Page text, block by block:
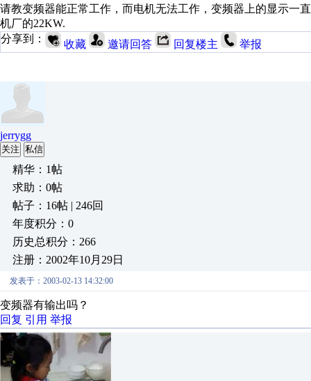
请教变频器能正常工作，而电机无法工作，变频器上的显示一
机厂的22KW.
分享到：
收藏 邀请回答 回复楼主 举报
jerrygg
关注 私信
精华：1帖
求助：0帖
帖子：16帖 | 246回
年度积分：0
历史总积分：266
注册：2002年10月29日
发表于：2003-02-13 14:32:00
变频器有输出吗？
回复 引用 举报